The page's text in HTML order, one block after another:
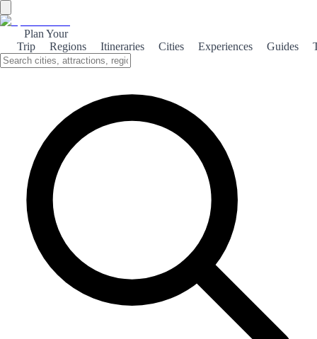
Plan Your
Trip
Regions Itineraries Cities Experiences Guides
Explore the rich history and impressive fortifications of Pamplona, a
city where medieval charm meets vibrant culture.
About the theme
Pamplona, known for its Running of the Bulls, is also a city steeped
in history, with its impressive fortified walls dating back to the 16th
century. These fortifications not only protected the city but also
shaped its unique character. Walking along the ancient walls, visitors
can enjoy stunning views of the city and its surroundings. The
Citadel, a star-shaped fortress, is a highlight, showcasing
Renaissance military architecture and offering a glimpse into
Pamplona's strategic importance. Beyond the walls, Pamplona's